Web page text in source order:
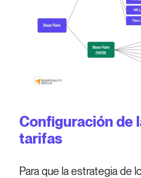
Configuración de
tarifas
Para que la estrategia de